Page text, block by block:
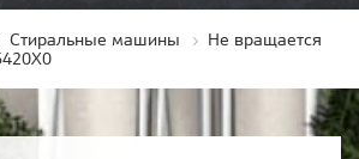
Стиральные машины
Не вращается